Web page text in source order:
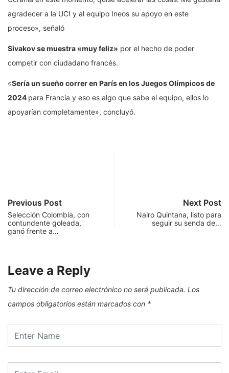
agradecer a la UCI y al equipo Ineos su apoyo en este
proceso», señaló
Sivakov se muestra «muy feliz» por el hecho de poder
competir con ciudadano francés.
«Sería un sueño correr en París en los Juegos Olímpicos de
2024 para Francia y eso es algo que sabe el equipo, ellos lo
apoyarían completamente», concluyó.
Previous Post
Selección Colombia, con
contundente goleada,
ganó frente a…
Next Post
Nairo Quintana, listo para
seguir su senda de…
Leave a Reply
Tu dirección de correo electrónico no será publicada. Los
campos obligatorios están marcados con *